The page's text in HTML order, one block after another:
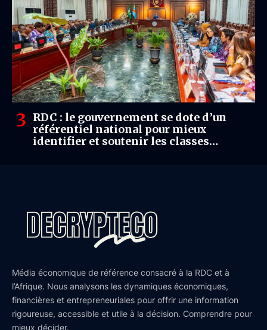
RDC : le gouvernement se dote d’un
référentiel national pour mieux
identifier et soutenir les classes
Média économique de référence consacré à la RDC et à
l’Afrique. Nous analysons les dynamiques économiques,
financières et entrepreneuriales pour offrir une information
rigoureuse, accessible et utile à la décision. Comprendre pour
mieux décider.